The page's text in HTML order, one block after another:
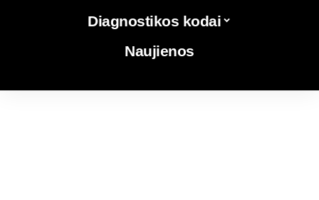
Diagnostikos kodai
Naujienos